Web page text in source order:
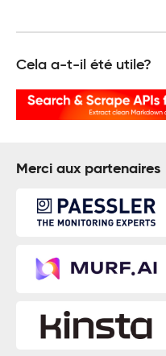
Cela a-t-il été utile?
Merci aux partenaires